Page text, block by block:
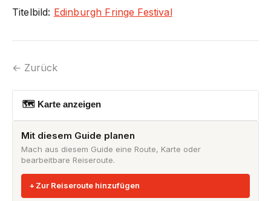
Titelbild: Edinburgh Fringe Festival
← Zurück
🗺 Karte anzeigen
Mit diesem Guide planen
Mach aus diesem Guide eine Route, Karte oder
bearbeitbare Reiseroute.
Zur Reiseroute hinzufügen